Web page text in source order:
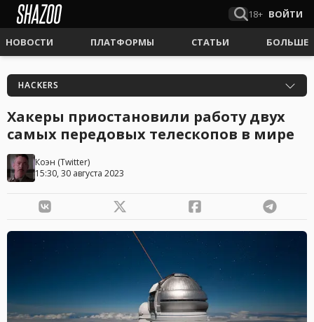
18+ ВОЙТИ
НОВОСТИ ПЛАТФОРМЫ СТАТЬИ БОЛЬШЕ
HACKERS
Хакеры приостановили работу двух
самых передовых телескопов в мирe
Коэн (Twitter)
15:30, 30 августа 2023